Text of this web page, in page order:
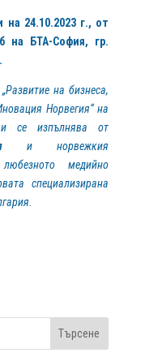
24.10.2023 г., от
на БТА-София, гр.
на бизнеса,
Норвегия“ на
се изпълнява от
и норвежкия
медийно
специализирана